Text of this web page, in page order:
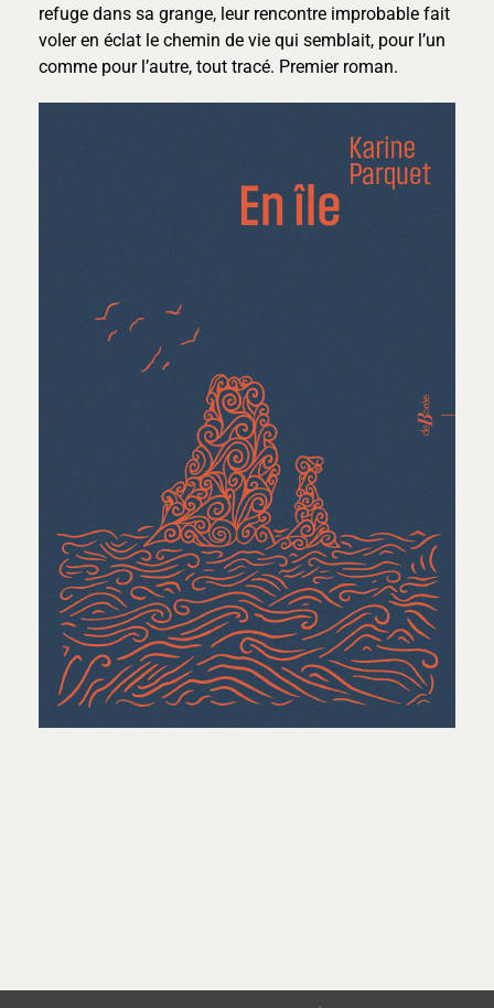
refuge dans sa grange, leur rencontre improbable fait
voler en éclat le chemin de vie qui semblait, pour l’un
comme pour l’autre, tout tracé. Premier roman.